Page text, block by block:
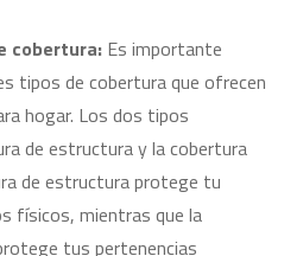
cobertura: Es importante
tipos de cobertura que ofrecen
hogar. Los dos tipos
de estructura y la cobertura
de estructura protege tu
físicos, mientras que la
tus pertenencias